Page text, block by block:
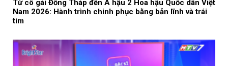
Từ cô gái Đồng Tháp đến Á hậu 2 Hoa hậu Quốc dân Việt
Nam 2026: Hành trình chinh phục bằng bản lĩnh và trái
tim